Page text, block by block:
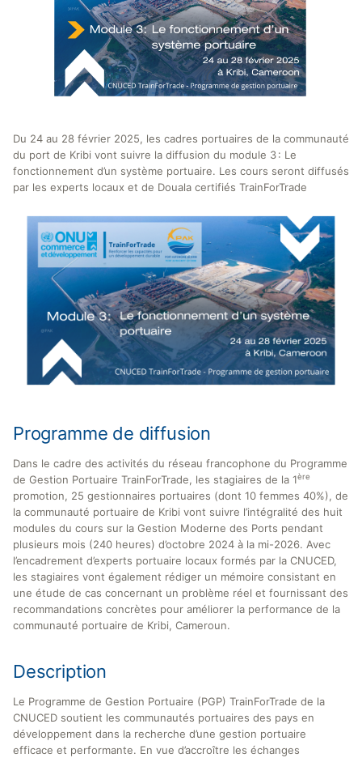
Du 24 au 28 février 2025, les cadres portuaires de la communauté
du port de Kribi vont suivre la diffusion du module 3 : Le
fonctionnement d’un système portuaire. Les cours seront diffusés
par les experts locaux et de Douala certifiés TrainForTrade
Programme de diffusion
Dans le cadre des activités du réseau francophone du Programme
de Gestion Portuaire TrainForTrade, les stagiaires de la 1ère
promotion, 25 gestionnaires portuaires (dont 10 femmes 40%), de
la communauté portuaire de Kribi vont suivre l’intégralité des huit
modules du cours sur la Gestion Moderne des Ports pendant
plusieurs mois (240 heures) d’octobre 2024 à la mi-2026. Avec
l’encadrement d’experts portuaire locaux formés par la CNUCED,
les stagiaires vont également rédiger un mémoire consistant en
une étude de cas concernant un problème réel et fournissant des
recommandations concrètes pour améliorer la performance de la
communauté portuaire de Kribi, Cameroun.
Description
Le Programme de Gestion Portuaire (PGP) TrainForTrade de la
CNUCED soutient les communautés portuaires des pays en
développement dans la recherche d’une gestion portuaire
efficace et performante. En vue d’accroître les échanges